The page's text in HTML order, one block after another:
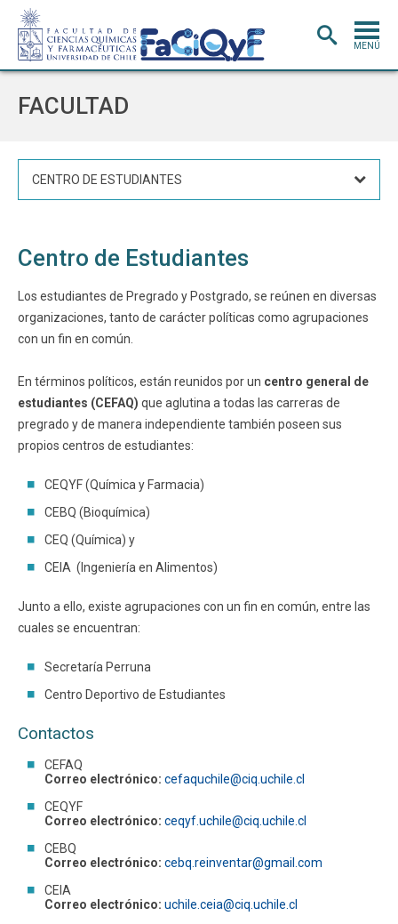
MENÚ
EXTENSIÓNY VINCULACIÓN
BIBLIOTECA
DEPARTAMENTOS
Estudiantes Académicos
Funcionarios Egresados
FACULTAD
CENTRO DE ESTUDIANTES
Centro de Estudiantes
Los estudiantes de Pregrado y Postgrado, se reúnen en diversas
organizaciones, tanto de carácter políticas como agrupaciones
con un fin en común.
En términos políticos, están reunidos por un centro general de
estudiantes (CEFAQ) que aglutina a todas las carreras de
pregrado y de manera independiente también poseen sus
propios centros de estudiantes:
CEQYF (Química y Farmacia)
CEBQ (Bioquímica)
CEQ (Química) y
CEIA (Ingeniería en Alimentos)
Junto a ello, existe agrupaciones con un fin en común, entre las
cuales se encuentran:
Secretaría Perruna
Centro Deportivo de Estudiantes
Contactos
CEFAQ
Correo electrónico: cefaquchile@ciq.uchile.cl
CEQYF
Correo electrónico: ceqyf.uchile@ciq.uchile.cl
CEBQ
Correo electrónico: cebq.reinventar@gmail.com
CEIA
Correo electrónico: uchile.ceia@ciq.uchile.cl